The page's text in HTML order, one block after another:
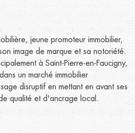
jeune promoteur immobilier,
image de marque et sa notoriété.
à Saint-Pierre-en-Faucigny,
un marché immobilier
disruptif en mettant en avant ses
qualité et d'ancrage local.